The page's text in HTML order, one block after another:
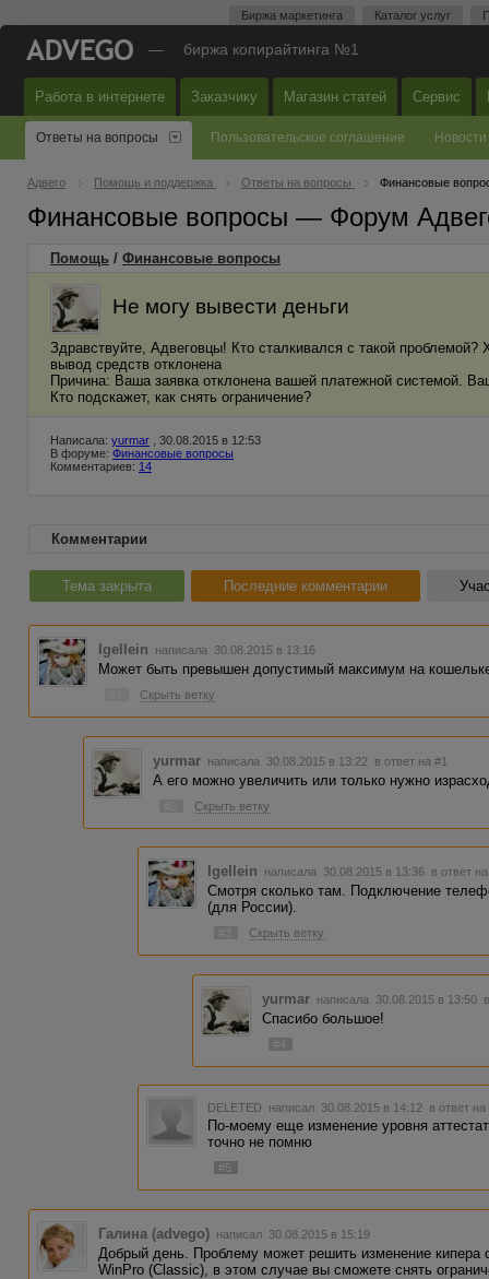
Биржа маркетинга Каталог услуг
— биржа копирайтинга №1
Работа в интернете Заказчику Магазин статей Сервис
Ответы на вопросы Пользовательское соглашение Новости
Адвего Помощь и поддержка Ответы на вопросы Финансовые
Финансовые вопросы — Форум
Помощь / Финансовые вопросы
Не могу вывести деньги
Здравствуйте, Адвеговцы! Кто сталкивался с такой
вывод средств отклонена
Причина: Ваша заявка отклонена вашей платежной системой.
Кто подскажет, как снять ограничение?
Написала: yurmar , 30.08.2015 в 12:53
В форуме: Финансовые вопросы
Комментариев: 14
Комментарии
Тема закрыта Последние комментарии
Igellein написала 30.08.2015 в 13:16
Может быть превышен допустимый максимум на
Скрыть ветку
yurmar написала 30.08.2015 в 13:22 в ответ на #1
А его можно увеличить или только нужно
Скрыть ветку
Igellein написала 30.08.2015 в 13:36 в ответ
Смотря сколько там. Подключение
(для России).
Скрыть ветку
yurmar написала 30.08.2015 в 13:50
Спасибо большое!
#4
DELETED написал 30.08.2015 в 14:12 в ответ на
По-моему еще изменение уровня
точно не помню
#5
Галина (advego) написал 30.08.2015 в 15:19
Добрый день. Проблему может решить изменение кипера
WinPro (Classic), в этом случае вы сможете снять